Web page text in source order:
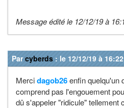
Message édité le 12/12/19 à
Parcyberds : le 12/12/19 à
Mercidagob26enfin quelqu'un
comprend pas l'engouement
dû s'appeler "ridicule" tellement